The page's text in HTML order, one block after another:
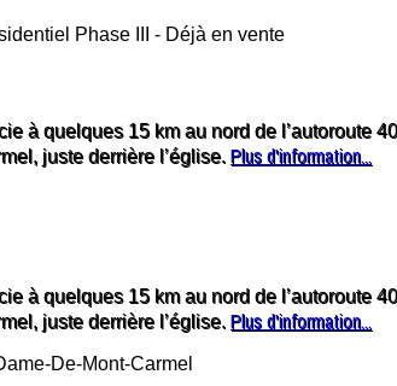
à quelques 15 km au nord de l’autoroute
juste derrière l’église. Plus d'information...
à quelques 15 km au nord de l’autoroute
juste derrière l’église. Plus d'information...